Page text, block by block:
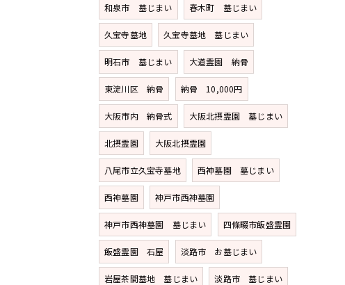
和泉市 墓じまい 春木町 墓じまい
久宝寺墓地 久宝寺墓地 墓じまい
明石市 墓じまい 大道霊園 納骨
東淀川区 納骨 納骨 10,000円
大阪市内 納骨式 大阪北摂霊園 墓じまい
北摂霊園 大阪北摂霊園
八尾市立久宝寺墓地 西神墓園 墓じまい
西神墓園 神戸市西神墓園
神戸市西神墓園 墓じまい 四條畷市飯盛霊園
飯盛霊園 石屋 淡路市 お墓じまい
岩屋茶間墓地 墓じまい 淡路市 墓じまい